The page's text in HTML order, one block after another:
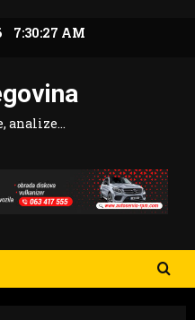
7:30:28 AM
analize…